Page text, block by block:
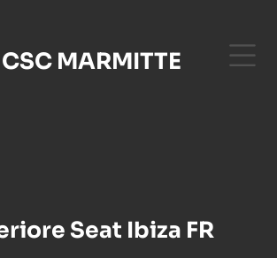
CSC MARMITTE
Seat Ibiza FR